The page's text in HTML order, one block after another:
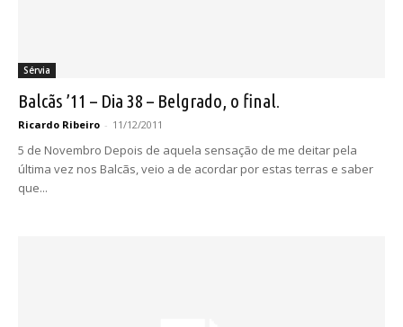
Sérvia
Balcãs ’11 – Dia 38 – Belgrado, o final.
Ricardo Ribeiro - 11/12/2011
5 de Novembro Depois de aquela sensação de me deitar pela
última vez nos Balcãs, veio a de acordar por estas terras e saber
que...